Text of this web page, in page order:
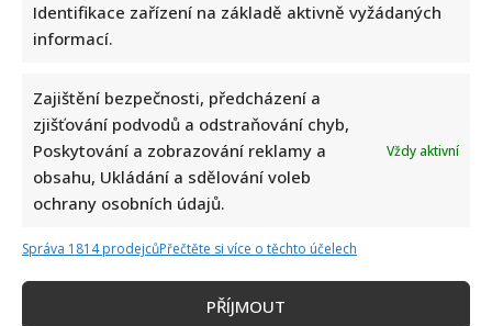
Identifikace zařízení na základě aktivně vyžádaných
informací.
Zajištění bezpečnosti, předcházení a
zjišťování podvodů a odstraňování chyb,
Poskytování a zobrazování reklamy a
obsahu, Ukládání a sdělování voleb
ochrany osobních údajů.
Vždy aktivní
Správa 1814 prodejcůPřečtěte si více o těchto účelech
PŘÍJMOUT